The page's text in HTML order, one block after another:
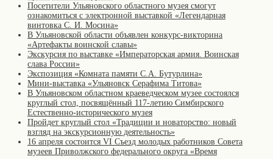
Посетители Ульяновского областного музея смогут
ознакомиться с электронной выставкой «Легендарная
винтовка С. И. Мосина»
В Ульяновской области объявлен конкурс-викторина
«Артефакты воинской славы»
Экскурсия по выставке «Императорская армия. Воинская
слава России»
Экспозиция «Комната памяти С.А. Бутурлина»
Мини-выставка «Ульяновск Серафима Титова»
В Ульяновском областном краеведческом музее состоялся
круглый стол, посвящённый 117-летию Симбирского
Естественно-исторического музея
Пройдет круглый стол «Традиции и новаторство: новый
взгляд на экскурсионную деятельность»
16 апреля состоится VI Съезд молодых работников Совета
музеев Приволжского федерального округа «Время